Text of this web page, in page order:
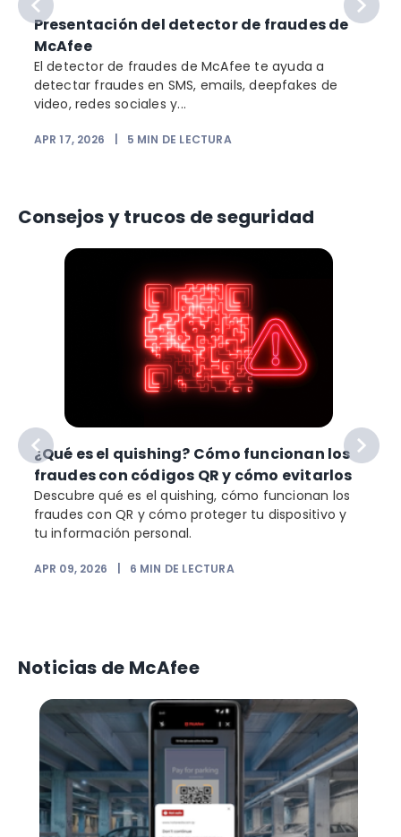
Presentación del detector de fraudes de
McAfee
El detector de fraudes de McAfee te ayuda a
detectar fraudes en SMS, emails, deepfakes de
video, redes sociales y...
APR 17, 2026 5 MIN DE LECTURA
Consejos y trucos de seguridad
¿Qué es el quishing? Cómo funcionan los
fraudes con códigos QR y cómo evitarlos
Descubre qué es el quishing, cómo funcionan los
fraudes con QR y cómo proteger tu dispositivo y
tu información personal.
APR 09, 2026 6 MIN DE LECTURA
Noticias de McAfee